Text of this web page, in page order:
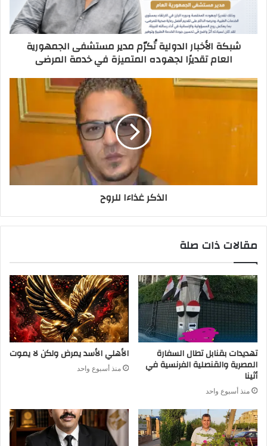
شبكة الأخبار الدولية تُكرّم مدير مستشفى الجمهورية
العام تقديرًا لجهوده المتميزة في خدمة المرضى
الذكر غذاءا للروح
مقالات ذات صلة
تهديدات بقنابل تطال السفارة
المصرية والقنصلية الفرنسية في
أثينا
منذ أسبوع واحد
الأهلي الأسد يمرض ولكن لا يموت
منذ أسبوع واحد